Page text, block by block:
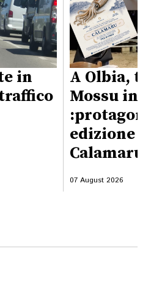
in
A Olbia,
Mossu in
edizione
Calamaru”
07 August 2026